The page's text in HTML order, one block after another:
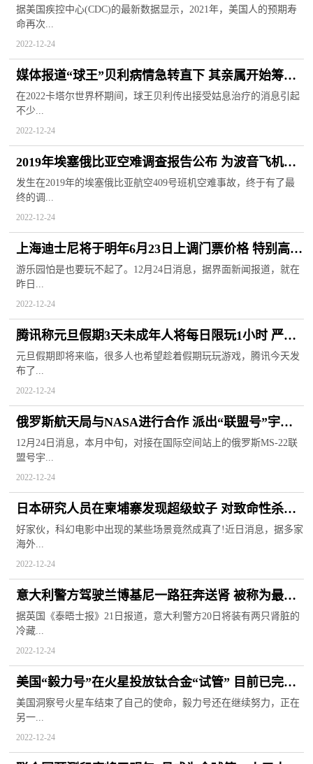
低水平
据美国疾控中心(CDC)的最新数据显示，2021年，美国人的预期寿
命再次...
2022-12-24
媒体报道“球王”贝利病情急转直下 其亲属开始筹备
葬礼相关事宜
在2022卡塔尔世界杯期间，球王贝利传出接受姑息治疗的消息引起
不少...
2022-12-24
2019年埃塞俄比亚空难调查报告公布 为波音飞机系
统故障所导致悲剧
发生在2019年的埃塞俄比亚航空409号班机空难事故，终于有了最
终的调...
2022-12-24
上海迪士尼将于明年6月23日上调门票价格 特别高峰
日售价799元
游乐园怕是也要玩不起了。12月24日消息，据界面新闻报道，就在
昨日...
2022-12-24
腾讯称元旦假期3天未成年人将每日限玩1小时 严格
落实防沉迷制度
元旦假期即将来临，很多人也希望趁着假期玩玩游戏，腾讯今天发
布了...
2022-12-24
俄罗斯航天局与NASA进行合作 派出“联盟号”宇宙
飞船接机组人员回家
12月24日消息，本月中旬，对接在国际空间站上的俄罗斯MS-22联
盟号宇...
2022-12-24
日本研究人员在柬埔寨发现超级蚊子 对致命性杀虫
剂具有免疫
好家伙，科幻电影中出现的某些场景竟然成真了!近日消息，据多家
海外...
2022-12-24
意大利警方驾驶兰博基尼一路狂奔送肾 被称为最美
丽的圣诞礼物
据英国《泰晤士报》21日报道，意大利警方20日将装有两只肾脏的
冷藏...
2022-12-24
美国“毅力号”在火星投放钛合金“试管” 目前已完成
16个岩石土壤样本
美国洞察号火星车结束了自己的使命，毅力号还在继续努力，正在
另一...
2022-12-24